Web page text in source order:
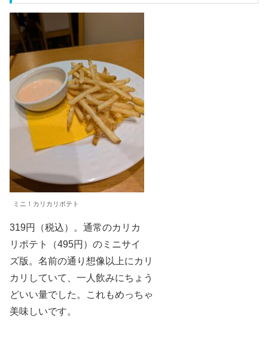
ミニ！カリカリポテト
319円（税込）。通常のカリカ
リポテト（495円）のミニサイ
ズ版。名前の通り想像以上にカリ
カリしていて、一人飲みにちょう
どいい量でした。これもめっちゃ
美味しいです。